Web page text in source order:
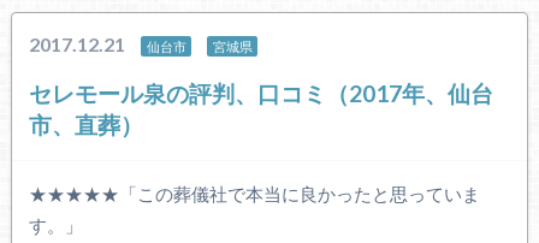
2017.12.21 仙台市 宮城県
セレモール泉の評判、口コミ（2017年、仙台
市、直葬）
★★★★★「この葬儀社で本当に良かったと思っていま
す。」